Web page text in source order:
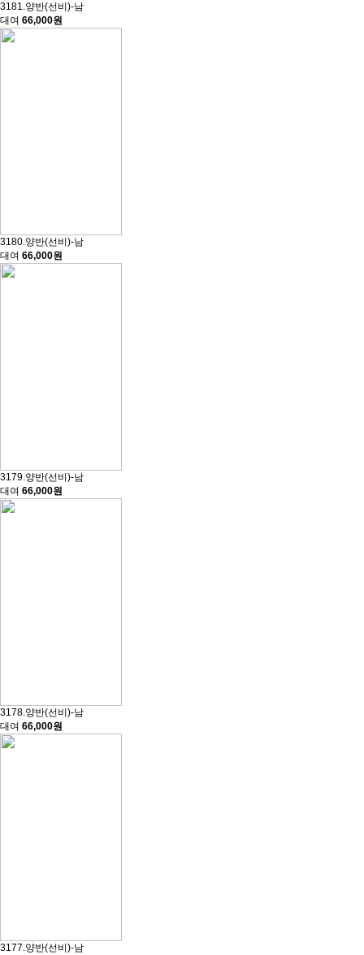
3181.양반(선비)-남
대여 66,000원
3180.양반(선비)-남
대여 66,000원
3179.양반(선비)-남
대여 66,000원
3178.양반(선비)-남
대여 66,000원
3177.양반(선비)-남